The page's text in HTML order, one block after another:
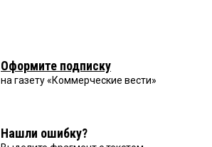
Оформите подписку
на газету «Коммерческие вести»
Нашли ошибку?